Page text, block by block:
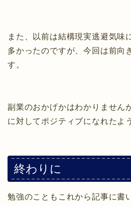
また、以前は結構現実逃避気味
多かったのですが、今回は前向
す。
副業のおかげかはわかりません
に対してポジティブになれたよ
終わりに
勉強のこともこれから記事に書